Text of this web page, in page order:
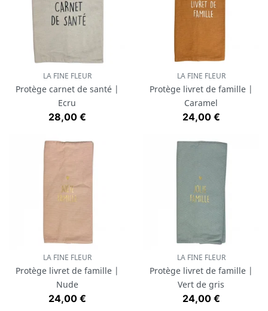
LA FINE FLEUR
Protège carnet de santé |
Ecru
Prix
28,00 €
LA FINE FLEUR
Protège livret de famille |
Caramel
Prix
24,00 €
LA FINE FLEUR
Protège livret de famille |
Nude
Prix
24,00 €
LA FINE FLEUR
Protège livret de famille |
Vert de gris
Prix
24,00 €